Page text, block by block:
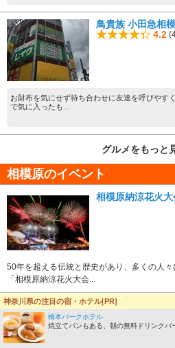
鳥貴族 小田急相
4.2
お財布を気にせず待ち合わせに友達を呼びやす
で気に入ったも...
グルメをもっと
相模原のイベント
相模原納涼花火大
50年を超える伝統と歴史があり、多くの人
「相模原納涼花火大会...
相模原よさこい
神奈川県の注目の宿・ホテル[PR]
橋本パークホテル
焼立てパンもある、朝の無料ドリンクバ